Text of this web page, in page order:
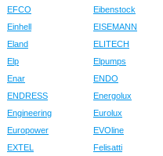
EFCO
Eibenstock
Einhell
EISEMANN
Eland
ELITECH
Elp
Elpumps
Enar
ENDO
ENDRESS
Energolux
Engineering
Eurolux
Europower
EVOline
EXTEL
Felisatti